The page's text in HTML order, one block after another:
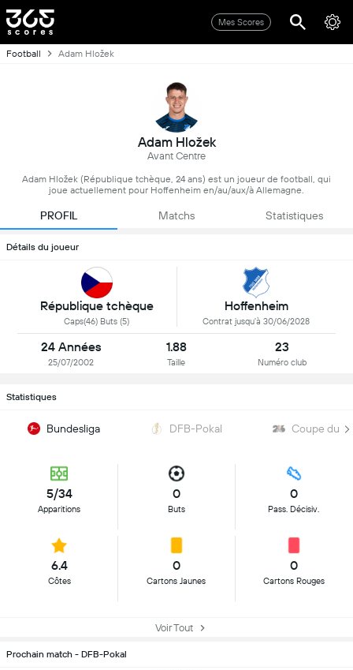
Mes Scores
Football Adam Hložek
Adam Hložek
Avant Centre
Adam Hložek (République tchèque, 24 ans) est un joueur de football, qui
joue actuellement pour Hoffenheim en/au/aux/à Allemagne.
PROFIL Matchs Statistiques
Détails du joueur
République tchèque
Caps(46) Buts (5)
Hoffenheim
Contrat jusqu'à 30/06/2028
24 Années
25/07/2002
1.88
Taille
23
Numéro club
Statistiques
Bundesliga DFB-Pokal Coupe du
5/34
Apparitions
0
Buts
0
Pass. Décisiv.
6.4
Côtes
0
Cartons Jaunes
0
Cartons Rouges
Voir Tout
Prochain match - DFB-Pokal